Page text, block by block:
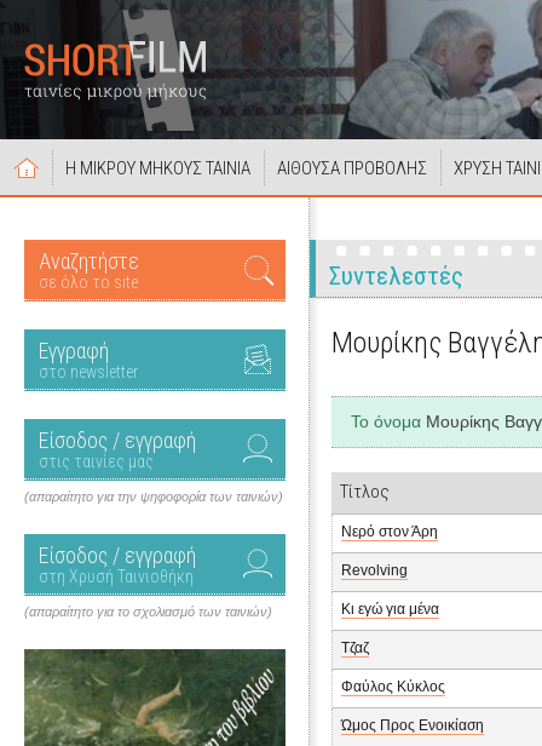
Η ΜΙΚΡΟΥ ΜΗΚΟΥΣ ΤΑΙΝΙΑ ΑΙΘΟΥΣΑ ΠΡΟΒΟΛΗΣ ΧΡΥΣΗ
Αναζητήστε
σε όλο το site
Εγγραφή
στο newsletter
Είσοδος / εγγραφή
στις ταινίες μας
(απαραίτητο για την ψηφοφορία των ταινιών)
Είσοδος / εγγραφή
στη Χρυσή Ταινιοθήκη
(απαραίτητο για το σχολιασμό των ταινιών)
Συντελεστές
Μουρίκης
Το όνομα Μουρίκης
Τίτλος
Νερό στον Άρη
Revolving
Κι εγώ για μένα
Τζαζ
Φαύλος Κύκλος
Ώμος Προς Ενοικίαση